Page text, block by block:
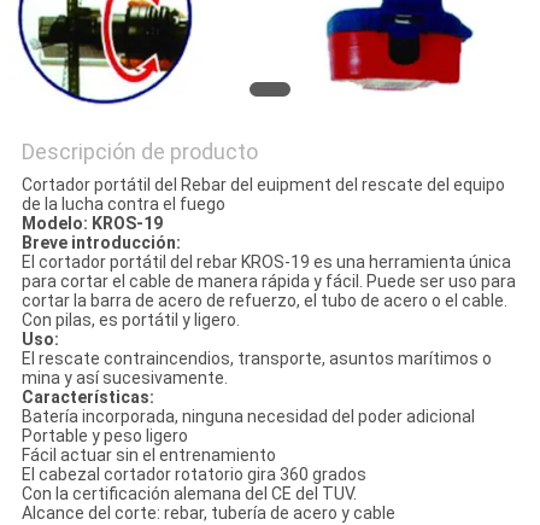
PRIVACY
POLICY
Descripción de producto
Cortador portátil del Rebar del euipment del rescate del equipo
de la lucha contra el fuego
Modelo: KROS-19
Breve introducción:
El cortador portátil del rebar KROS-19 es una herramienta única
para cortar el cable de manera rápida y fácil. Puede ser uso para
cortar la barra de acero de refuerzo, el tubo de acero o el cable.
Con pilas, es portátil y ligero.
Uso:
El rescate contraincendios, transporte, asuntos marítimos o
mina y así sucesivamente.
Características:
Batería incorporada, ninguna necesidad del poder adicional
Portable y peso ligero
Fácil actuar sin el entrenamiento
El cabezal cortador rotatorio gira 360 grados
Con la certificación alemana del CE del TUV.
Alcance del corte: rebar, tubería de acero y cable